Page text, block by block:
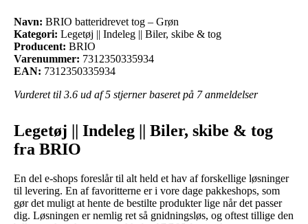
Navn: BRIO batteridrevet tog – Grøn
Kategori: Legetøj || Indeleg || Biler, skibe & tog
Producent: BRIO
Varenummer: 7312350335934
EAN: 7312350335934
Vurderet til 3.6 ud af 5 stjerner baseret på 7anmeldelser
Legetøj || Indeleg || Biler, skibe & tog
fra BRIO
En del e-shops foreslår til alt held et hav af forskellige løsninger
til levering. En af favoritterne er i vore dage pakkeshops, som
gør det muligt at hente de bestilte produkter lige når det passer
dig. Løsningen er nemlig ret så gnidningsløs, og oftest tillige den